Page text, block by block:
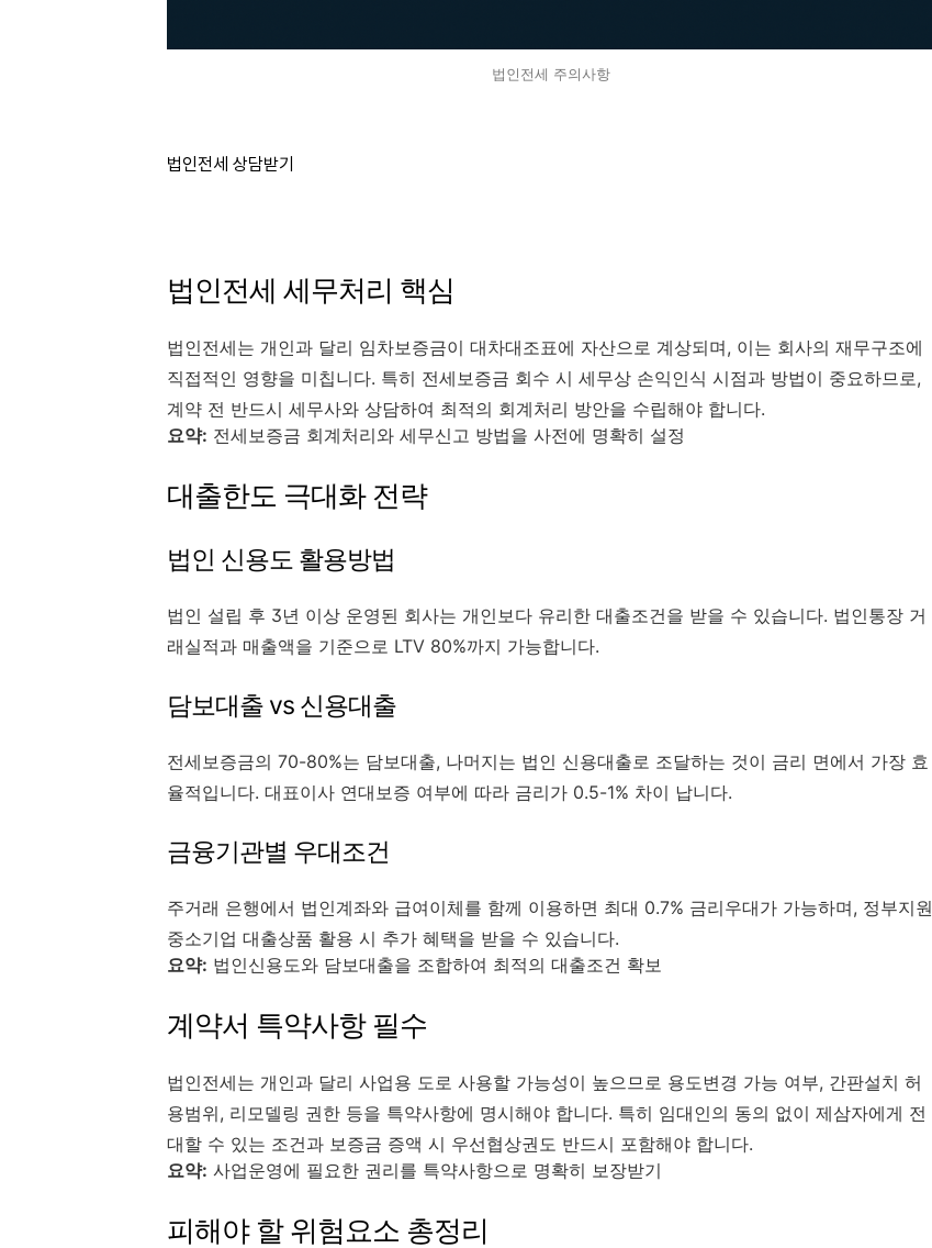
법인전세 주의사항
법인전세 상담받기
법인전세 세무처리 핵심
법인전세는 개인과 달리 임차보증금이 대차대조표에 자산으로 계상되며, 이는 회사의 재무구조에
직접적인 영향을 미칩니다. 특히 전세보증금 회수 시 세무상 손익인식 시점과 방법이 중요하므로,
계약 전 반드시 세무사와 상담하여 최적의 회계처리 방안을 수립해야 합니다.
요약: 전세보증금 회계처리와 세무신고 방법을 사전에 명확히 설정
대출한도 극대화 전략
법인 신용도 활용방법
법인 설립 후 3년 이상 운영된 회사는 개인보다 유리한 대출조건을 받을 수 있습니다. 법인통장 거
래실적과 매출액을 기준으로 LTV 80%까지 가능합니다.
담보대출 vs 신용대출
전세보증금의 70-80%는 담보대출, 나머지는 법인 신용대출로 조달하는 것이 금리 면에서 가장 효
율적입니다. 대표이사 연대보증 여부에 따라 금리가 0.5-1% 차이 납니다.
금융기관별 우대조건
주거래 은행에서 법인계좌와 급여이체를 함께 이용하면 최대 0.7% 금리우대가 가능하며, 정부지원
중소기업 대출상품 활용 시 추가 혜택을 받을 수 있습니다.
요약: 법인신용도와 담보대출을 조합하여 최적의 대출조건 확보
계약서 특약사항 필수
법인전세는 개인과 달리 사업용 도로 사용할 가능성이 높으므로 용도변경 가능 여부, 간판설치 허
용범위, 리모델링 권한 등을 특약사항에 명시해야 합니다. 특히 임대인의 동의 없이 제삼자에게 전
대할 수 있는 조건과 보증금 증액 시 우선협상권도 반드시 포함해야 합니다.
요약: 사업운영에 필요한 권리를 특약사항으로 명확히 보장받기
피해야 할 위험요소 총정리